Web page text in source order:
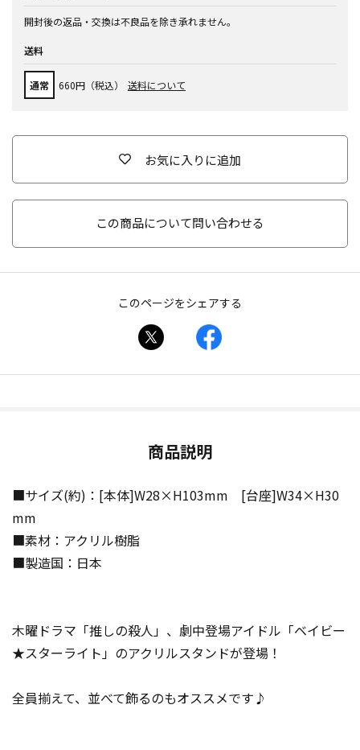
開封後の返品・交換は不良品を除き承れません。
送料
通常 660円（税込） 送料について
お気に入りに追加
この商品について問い合わせる
このページをシェアする
商品説明
■サイズ(約)：[本体]W28×H103mm [台座]W34×H30
mm
■素材：アクリル樹脂
■製造国：日本
木曜ドラマ「推しの殺人」、劇中登場アイドル「ベイビー
★スターライト」のアクリルスタンドが登場！
全員揃えて、並べて飾るのもオススメです♪